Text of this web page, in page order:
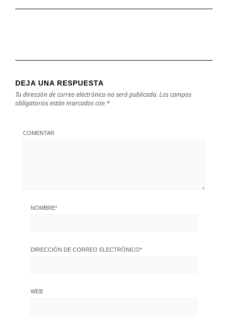
DEJA UNA RESPUESTA
Tu dirección de correo electrónico no será publicada. Los campos
obligatorios están marcados con *
COMENTAR
NOMBRE*
DIRECCIÓN DE CORREO ELECTRÓNICO*
WEB